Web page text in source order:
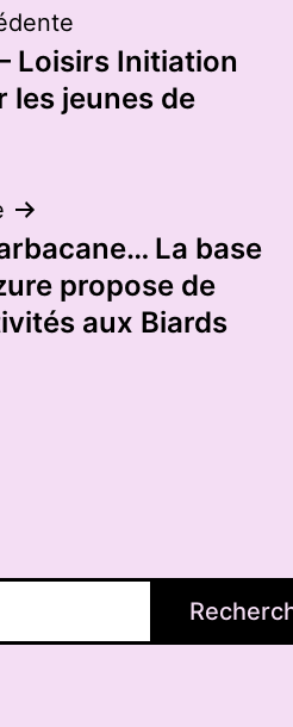
Loisirs Initiation
les jeunes de
La base
propose de
aux Biards